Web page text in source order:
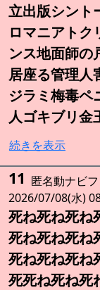
立出版シント
ロマニアトク
ンス地面師の
居座る管理人
ジラミ梅毒ペ
人ゴキブリ金
続きを表示
11 匿名動ナビ
2026/07/08(水)
死ね死ね死ね
死ね死ね死ね
死ね死ね死ね
死死ね死ね死